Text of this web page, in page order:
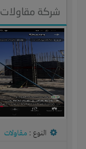
شركة مقاولات
النوع : مقاولات